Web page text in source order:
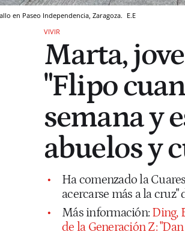
en Paseo Independencia, Zaragoza.
E.E
VIVIR
Marta,
"Flipo
semana y
abuelos y
Ha comenzado la
acercarse más a la cruz"
Más información: Ding,
de la Generación Z: